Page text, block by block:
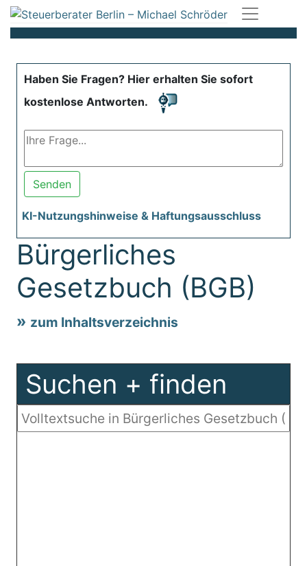
Haben Sie Fragen? Hier erhalten Sie sofort
kostenlose Antworten.
Senden
KI-Nutzungshinweise & Haftungsausschluss
Bürgerliches
Gesetzbuch (BGB)
zum Inhaltsverzeichnis
Suchen + finden